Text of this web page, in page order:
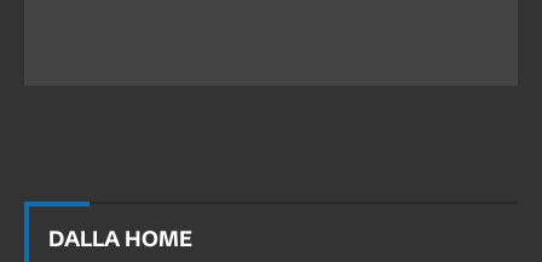
DALLA HOME